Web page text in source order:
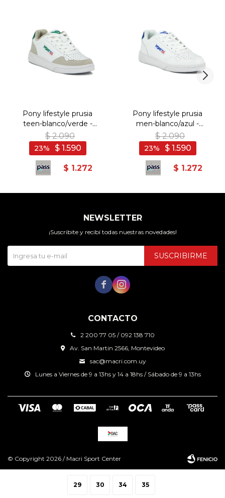
29 30 34 35
Pony lifestyle prusia
teen-blanco/verde -
Blanco-Verde
$ 2.090
$ 1.590
23
$ 1.272
Pony lifestyle prusia
men-blanco/azul -
Blanco-Azul
$ 2.090
$ 1.590
23
$ 1.272
CONTACTO
2 200 77 05 / 092 138 710
Av. San Martin 2566, Montevideo
sac@macri.com.uy
Lunes a Viernes de 9 a 13hs y 14 a 18hs / Sábado de 9 a 13hs
NEWSLETTER
¡Suscribite y recibí todas nuestras novedades!
SUSCRIBIRME
 
© Copyright 2026 / Macri Sport Center